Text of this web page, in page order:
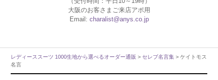
大阪のお客さまご来店アポ用
Email: charalist@anys.co.jp
レディーススーツ 1000生地から選べるオーダー通販 > セレブ名言集 > ケイトモス
名言